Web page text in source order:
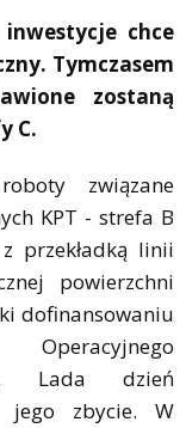
chce
Tymczasem
zostaną
C.
związane
KPT - strefa B
przekładką linii
powierzchni
dofinansowaniu
Lada dzień
jego zbycie. W